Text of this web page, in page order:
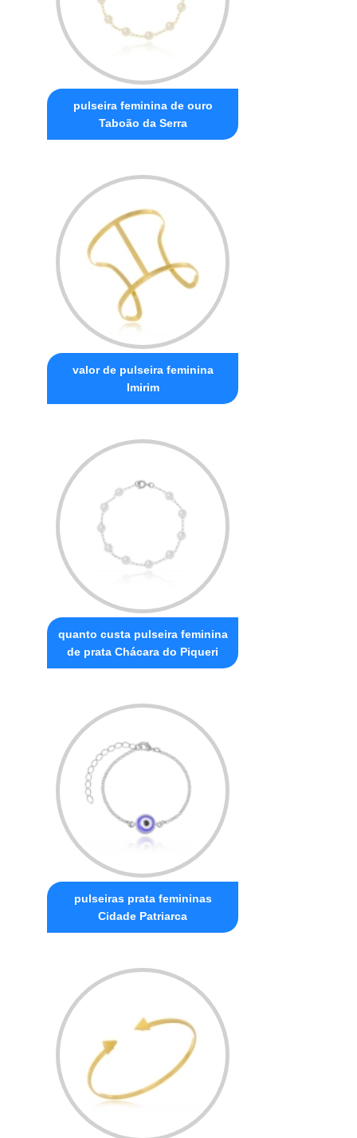
pulseira feminina de ouro
Taboão da Serra
valor de pulseira feminina
Imirim
quanto custa pulseira feminina
de prata Chácara do Piqueri
pulseiras prata femininas
Cidade Patriarca